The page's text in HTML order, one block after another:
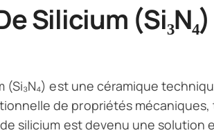
Silicium (Si₃N₄)
(Si₃N₄) est une céramique
de propriétés
silicium est devenu une solution